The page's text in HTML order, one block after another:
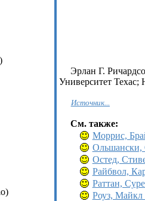
Эрлан Г.
Университет
Источник...
См. также:
Моррис,
Ольшански,
Остед,
Райбвол,
Раттан,
Роуз, Майкл